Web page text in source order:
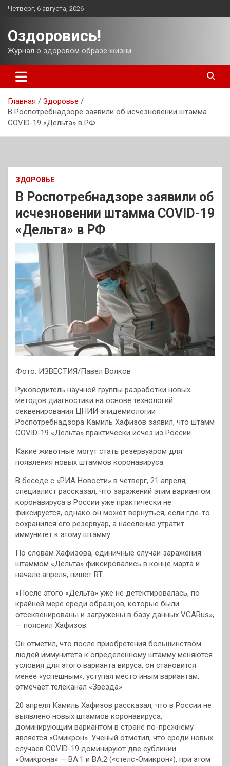
Перейти
Четверг, 6 августа, 2026
Оздоровись!
Журнал о здоровом образе жизни.
Главная
Здоровье
В Роспотребнадзоре заявили об исчезновении штамма
COVID-19 «Дельта» в РФ
ЗДОРОВЬЕ
В Роспотребнадзоре заявили об
исчезновении штамма COVID-19
«Дельта» в РФ
Фото: ИЗВЕСТИЯ/Павел Волков
Руководитель научной группы разработки новых
методов диагностики на основе технологий
секвенирования ЦНИИ эпидемиологии
Роспотребнадзора Камиль Хафизов заявил, что штамм
COVID-19 «Дельта» практически исчез из России.
Какие животные могут стать резервуаром для
появления новых штаммов коронавируса
В беседе с «РИА Новости» в четверг, 21 апреля,
специалист рассказал, что заражений этим вариантом
коронавируса в России уже практически не
фиксируется, однако он может вернуться, если где-то
сохранился его резервуар, а население утратит
иммунитет к этому штамму.
По словам Хафизова, единичные случаи заражения
штаммом «Дельта» фиксировались в конце марта и
начале апреля, пишет RT.
«После этого «Дельта» уже не детектировалась, по
крайней мере среди образцов, которые были
отсеквенированы и загружены в базу данных VGARus»,
— пояснил Хафизов.
Он отметил, что после приобретения большинством
людей иммунитета к определенному штамму меняются
условия для этого варианта вируса, он становится
менее «успешным», уступая место иным вариантам,
отмечает телеканал «Звезда».
20 апреля Камиль Хафизов рассказал, что в России не
выявлено новых штаммов коронавируса,
доминирующим вариантом в стране по-прежнему
является «Омикрон». Ученый отметил, что среди новых
случаев COVID-19 доминируют две сублинии
«Омикрона» — ВА.1 и ВА.2 («стелс-Омикрон»), при этом